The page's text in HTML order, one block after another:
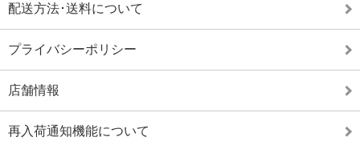
配送方法･送料について
プライバシーポリシー
店舗情報
再入荷通知機能について